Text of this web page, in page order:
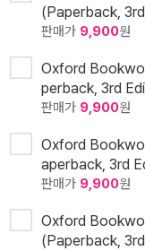
(Paperback,
판매가 9,900원
Oxford
perback, 3rd
판매가 9,900원
Oxford
aperback, 3rd
판매가 9,900원
Oxford
(Paperback,